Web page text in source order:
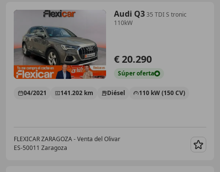
Audi Q335 TDI S tronic
110kW
€ 20.290
Súperoferta
04/2021 141.202 km Diésel 110 kW (150 CV)
FLEXICAR ZARAGOZA - Venta del Olivar
ES-50011 Zaragoza